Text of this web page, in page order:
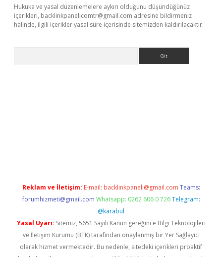
Hukuka ve yasal düzenlemelere aykırı olduğunu düşündüğünüz
içerikleri, backlinkpanelicomtr@gmail.com adresine bildirmeniz
halinde, ilgili içerikler yasal süre içerisinde sitemizden kaldırılacaktır.
Reklam ve İletişim: E-mail: backlinkpaneli@gmail.com Teams:
forumhizmeti@gmail.com Whatsapp: 0262 606 0 726 Telegram:
@karabul
Yasal Uyarı: Sitemiz, 5651 Sayılı Kanun gereğince Bilgi Teknolojileri
ve İletişim Kurumu (BTK) tarafından onaylanmış bir Yer Sağlayıcı
olarak hizmet vermektedir. Bu nedenle, sitedeki içerikleri proaktif